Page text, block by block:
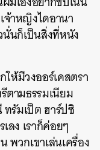
จ้าหญิงไดอานา
นั่นก็เป็นสิ่งที่หนัง
ให้มีวงออร์เคสตรา
ตามธรรมเนียม
ทรัมเป็ต ฮาร์ปซิ
ลง เราก็ค่อยๆ
วกเขาเล่นเครื่อง